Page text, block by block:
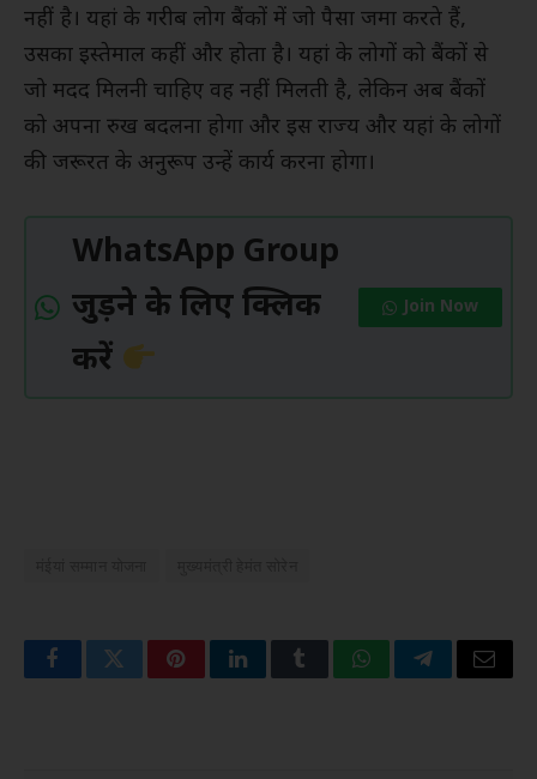
नहीं है। यहां के गरीब लोग बैंकों में जो पैसा जमा करते हैं,
उसका इस्तेमाल कहीं और होता है। यहां के लोगों को बैंकों से
जो मदद मिलनी चाहिए वह नहीं मिलती है, लेकिन अब बैंकों
को अपना रुख बदलना होगा और इस राज्य और यहां के लोगों
की जरूरत के अनुरूप उन्हें कार्य करना होगा।
WhatsApp Group
जुड़ने के लिए क्लिक
करें
Join Now
FacebookTwitterPinterestLinkedInTumblrWhatsAppTelegramEmail